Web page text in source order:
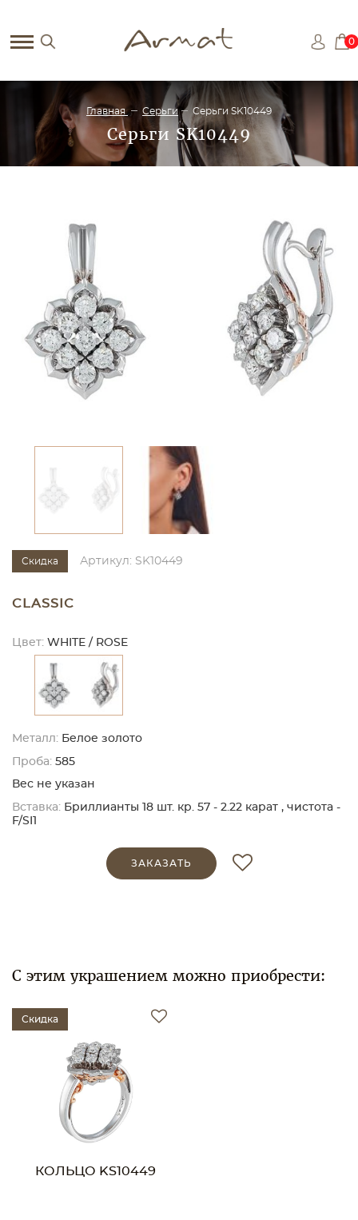
0
Главная Серьги Серьги SK10449
Серьги SK10449
Скидка Артикул: SK10449
CLASSIC
Цвет: WHITE / ROSE
Металл: Белое золото
Проба: 585
Вес не указан
Вставка: Бриллианты 18 шт. кр. 57 - 2.22 карат , чистота -
F/SI1
ЗАКАЗАТЬ
С этим украшением можно приобрести:
Скидка
КОЛЬЦО KS10449